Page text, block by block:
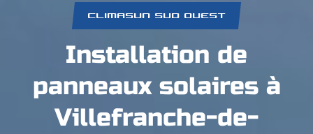
CLIMASUN SUD OUEST
Installation de
panneaux solaires à
Villefranche-de-